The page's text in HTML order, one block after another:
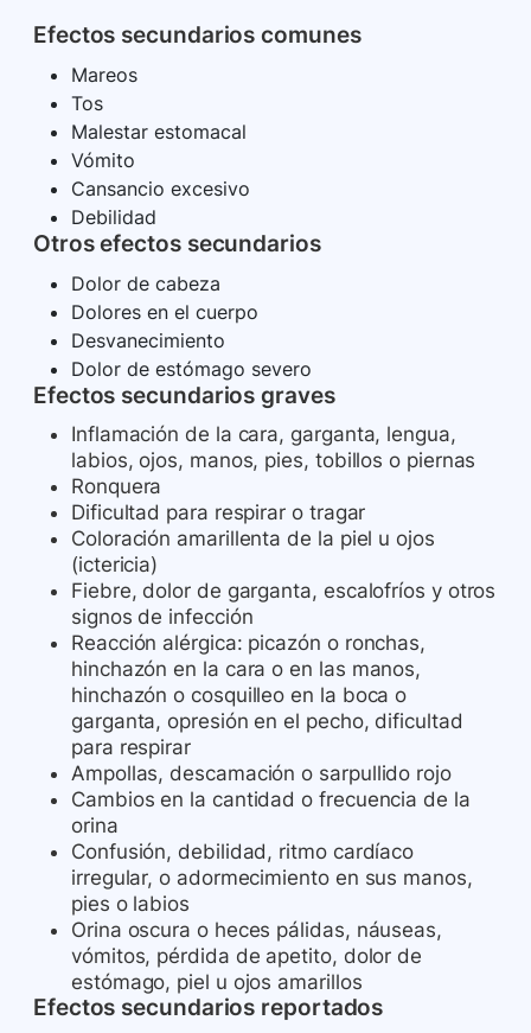
Efectos secundarios comunes
Mareos
Tos
Malestar estomacal
Vómito
Cansancio excesivo
Debilidad
Otros efectos secundarios
Dolor de cabeza
Dolores en el cuerpo
Desvanecimiento
Dolor de estómago severo
Efectos secundarios graves
Inflamación de la cara, garganta, lengua,
labios, ojos, manos, pies, tobillos o piernas
Ronquera
Dificultad para respirar o tragar
Coloración amarillenta de la piel u ojos
(ictericia)
Fiebre, dolor de garganta, escalofríos y otros
signos de infección
Reacción alérgica: picazón o ronchas,
hinchazón en la cara o en las manos,
hinchazón o cosquilleo en la boca o
garganta, opresión en el pecho, dificultad
para respirar
Ampollas, descamación o sarpullido rojo
Cambios en la cantidad o frecuencia de la
orina
Confusión, debilidad, ritmo cardíaco
irregular, o adormecimiento en sus manos,
pies o labios
Orina oscura o heces pálidas, náuseas,
vómitos, pérdida de apetito, dolor de
estómago, piel u ojos amarillos
Efectos secundarios reportados